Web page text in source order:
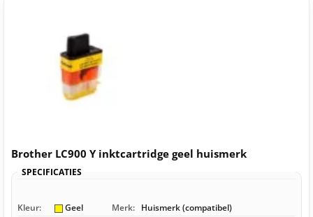
Brother LC900 Y inktcartridge geel huismerk
SPECIFICATIES
Kleur: Geel Merk: Huismerk (compatibel)